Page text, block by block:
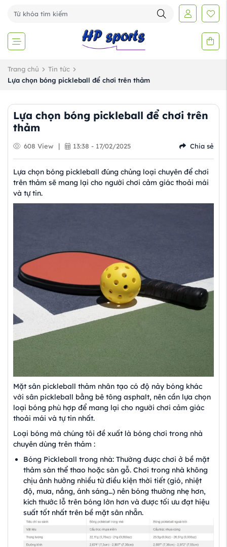
Trang chủ
Tin tức
Lựa chọn bóng pickleball để chơi trên thảm
Lựa chọn bóng pickleball để chơi trên
thảm
608 View | 13:38 - 17/02/2025 Chia sẻ
Lựa chọn bóng pickleball đúng chủng loại chuyên để chơi
trên thảm sẽ mang lại cho người chơi cảm giác thoải mái
và tự tin.
Mặt sân pickleball thảm nhân tạo có độ nảy bóng khác
với sân pickleball bằng bê tông asphalt, nên cần lựa chọn
loại bóng phù hợp để mang lại cho người chơi cảm giác
thoải mái và tự tin nhất.
Loại bóng mà chúng tôi đề xuất là bóng chơi trong nhà
chuyên dùng trên thảm :
Bóng Pickleball trong nhà: Thường được chơi ở bề mặt
thảm sàn thể thao hoặc sàn gỗ. Chơi trong nhà không
chịu ảnh hưởng nhiều từ điều kiện thời tiết (gió, nhiệt
độ, mưa, nắng, ánh sáng…) nên bóng thường nhẹ hơn,
kích thước lỗ trên bóng lớn hơn và được tối ưu đạt hiệu
suất tốt nhất trên bề mặt sân nhẵn.